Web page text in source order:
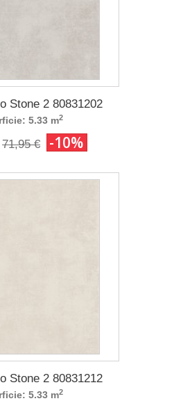
Stone 2 80831202
5.33 m2
71,95 € -10%
Stone 2 80831212
5.33 m2